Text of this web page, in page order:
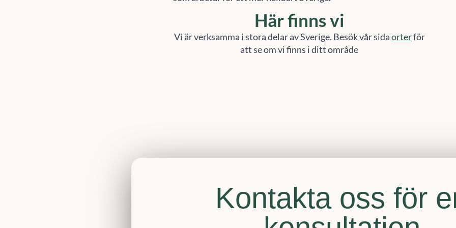
Här finns vi
Vi är verksamma i stora delar av Sverige. Besök vår sidaorterför
att se om vi finns i ditt område
Kontakta oss för